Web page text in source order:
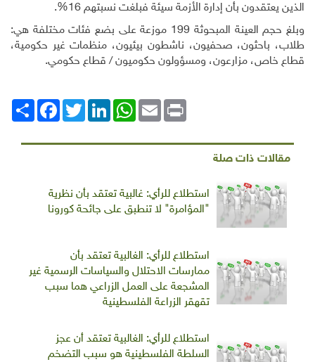
الذين يعتقدون بأن إدارة الأزمة سيئة فبلغت نسبتهم 16%.
وبلغ حجم العينة المبحوثة 199 موزعة على بضع فئات مختلفة هي:
طلاب، باحثون، صحفيون، ناشطون بيئيون، منظمات غير حكومية،
قطاع خاص، مزارعون، ومسؤولون حكوميون / قطاع حكومي.
انشر
FacebookTwitterLinkedIn
WhatsAppEmail Print
مقالات ذات صلة
استطلاع للرأي: غالبية تعتقد بأن نظرية
"المؤامرة" لا تنطبق على جائحة كورونا
استطلاع للرأي: الغالبية تعتقد بأن
ممارسات الاحتلال والسياسات الرسمية غير
المشجعة على العمل الزراعي هما سبب
تقهقر الزراعة الفلسطينية
استطلاع للرأي: الغالبية تعتقد أن عجز
السلطة الفلسطينية هو سبب التضخم